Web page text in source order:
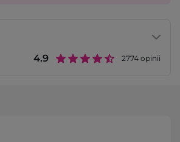
4.9 2774 opinii